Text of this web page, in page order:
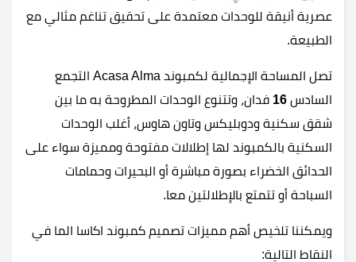
عصرية أنيقة للوحدات معتمدة على تحقيق تناغم مثالي مع
الطبيعة.
تصل المساحة الإجمالية لكمبوند Acasa Alma التجمع
السادس 16 فدان، وتتنوع الوحدات المطروحة به ما بين
شقق سكنية ودوبليكس وتاون هاوس، أغلب الوحدات
السكنية بالكمبوند لها إطلالات مفتوحة ومميزة سواء على
الحدائق الخضراء بصورة مباشرة أو البحيرات وحمامات
السباحة أو تتمتع بالإطلالتين معا.
ويمكننا تلخيص أهم مميزات تصميم كمبوند اكاسا الما في
النقاط التالية: